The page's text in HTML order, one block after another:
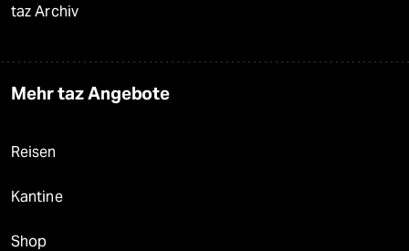
taz Archiv
Mehr taz Angebote
Reisen
Kantine
Shop